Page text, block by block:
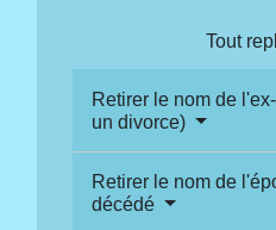
Tout
Retirer le nom de
un divorce)
Retirer le nom de
décédé